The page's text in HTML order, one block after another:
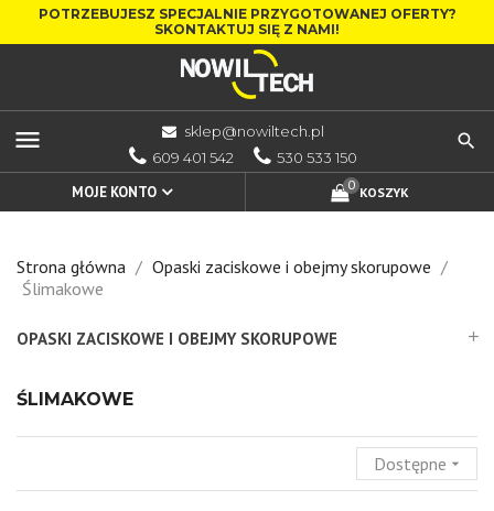
POTRZEBUJESZ SPECJALNIE PRZYGOTOWANEJ OFERTY?
SKONTAKTUJ SIĘ Z NAMI!
menu
sklep@nowiltech.pl
609 401 542
530 533 150
KOSZYK
0
MOJE KONTO
Strona główna
Opaski zaciskowe i obejmy skorupowe
Ślimakowe
OPASKI ZACISKOWE I OBEJMY SKORUPOWE add
ŚLIMAKOWE
Dostępne arrow_drop_down